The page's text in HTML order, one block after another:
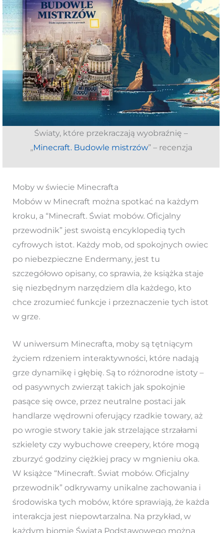
Światy, które przekraczają wyobraźnię –
„Minecraft. Budowle mistrzów” – recenzja
Moby w świecie Minecrafta
Mobów w Minecraft można spotkać na każdym
kroku, a “Minecraft. Świat mobów. Oficjalny
przewodnik” jest swoistą encyklopedią tych
cyfrowych istot. Każdy mob, od spokojnych owiec
po niebezpieczne Endermany, jest tu
szczegółowo opisany, co sprawia, że książka staje
się niezbędnym narzędziem dla każdego, kto
chce zrozumieć funkcje i przeznaczenie tych istot
w grze.
W uniwersum Minecrafta, moby są tętniącym
życiem rdzeniem interaktywności, które nadają
grze dynamikę i głębię. Są to różnorodne istoty –
od pasywnych zwierząt takich jak spokojnie
pasące się owce, przez neutralne postaci jak
handlarze wędrowni oferujący rzadkie towary, aż
po wrogie stwory takie jak strzelające strzałami
szkielety czy wybuchowe creepery, które mogą
zburzyć godziny ciężkiej pracy w mgnieniu oka.
W książce “Minecraft. Świat mobów. Oficjalny
przewodnik” odkrywamy unikalne zachowania i
środowiska tych mobów, które sprawiają, że każda
interakcja jest niepowtarzalna. Na przykład, w
każdym biomie Świata Podstawowego można